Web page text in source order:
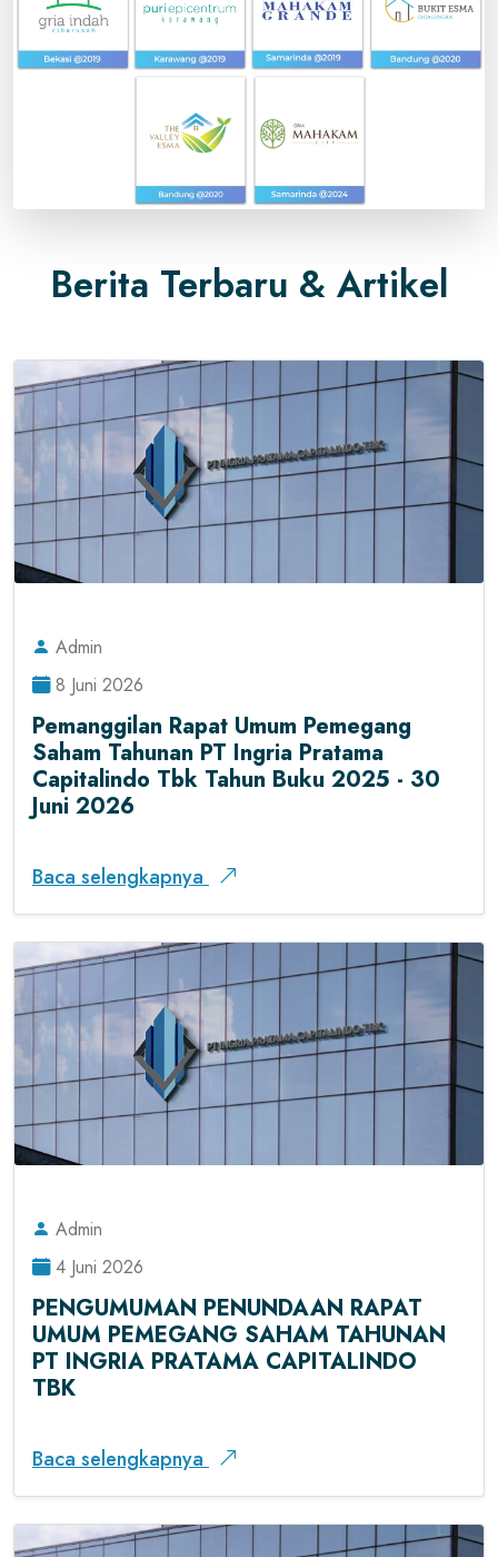
Berita Terbaru & Artikel
Admin
8 Juni 2026
Pemanggilan Rapat Umum Pemegang
Saham Tahunan PT Ingria Pratama
Capitalindo Tbk Tahun Buku 2025 - 30
Juni 2026
Baca selengkapnya
Admin
4 Juni 2026
PENGUMUMAN PENUNDAAN RAPAT
UMUM PEMEGANG SAHAM TAHUNAN
PT INGRIA PRATAMA CAPITALINDO
TBK
Baca selengkapnya